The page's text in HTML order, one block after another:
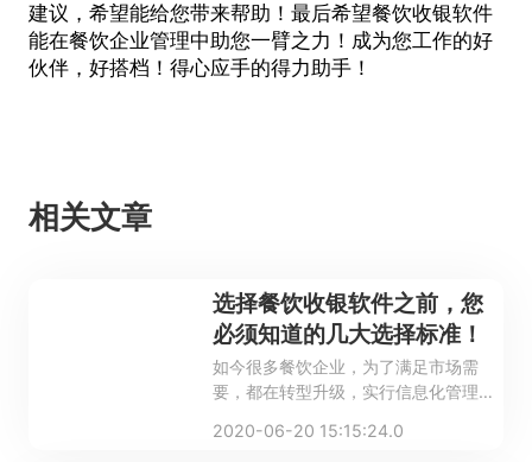
建议，希望能给您带来帮助！最后希望餐饮收银软件
能在餐饮企业管理中助您一臂之力！成为您工作的好
伙伴，好搭档！得心应手的得力助手！
相关文章
选择餐饮收银软件之前，您
必须知道的几大选择标准！
如今很多餐饮企业，为了满足市场需
要，都在转型升级，实行信息化管理，
件了，市场上餐饮软件那么多，究竟该
2020-06-20 15:15:24.0